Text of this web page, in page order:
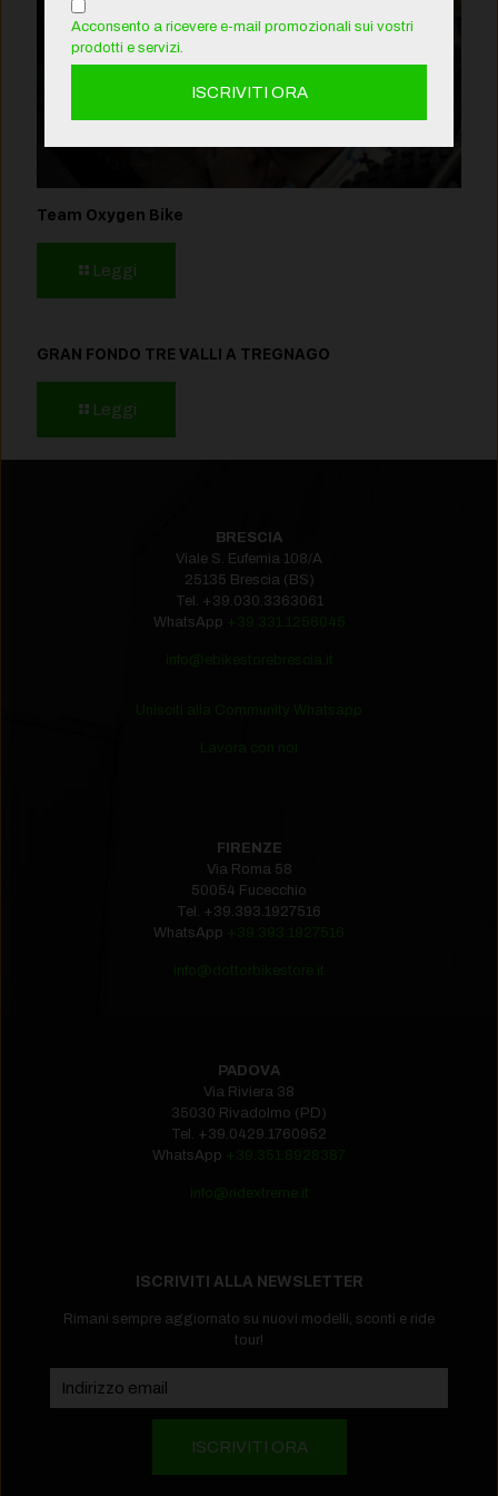
Team Oxygen Bike
Leggi
GRAN FONDO TRE VALLI A TREGNAGO
Leggi
BRESCIA
Viale S. Eufemia 108/A
25135 Brescia (BS)
Tel. +39.030.3363061
WhatsApp +39.331.1256045
info@ebikestorebrescia.it
Unisciti alla Community Whatsapp
Lavora con noi
FIRENZE
Via Roma 58
50054 Fucecchio
Tel. +39.393.1927516‬
WhatsApp +39.393.1927516
info@dottorbikestore.it
PADOVA
Via Riviera 38
35030 Rivadolmo (PD)
Tel. +39.0429.1760952‬
WhatsApp +39.351.8928387
info@ridextreme.it
ISCRIVITI ALLA NEWSLETTER
Rimani sempre aggiornato su nuovi modelli, sconti e ride
tour!
Acconsento a ricevere e-mail promozionali sui vostri
prodotti e servizi.